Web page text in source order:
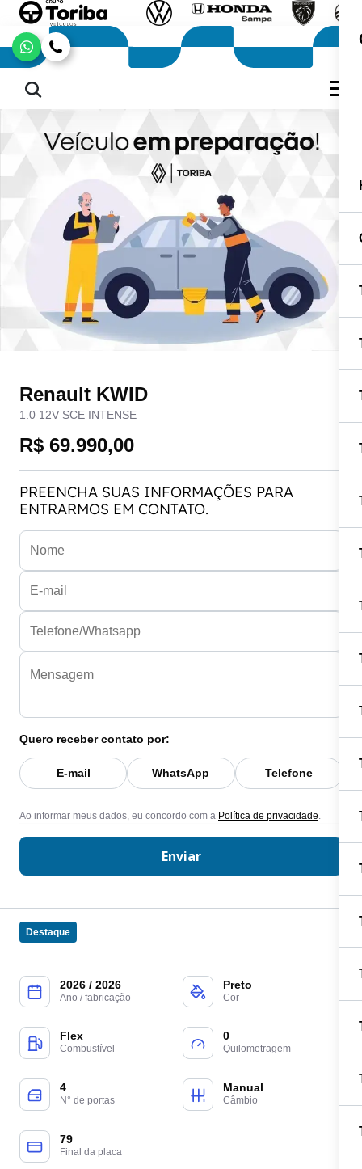
Destaque
2026 / 2026
Ano / fabricação
Preto
Cor
Flex
Combustível
0
Quilometragem
4
N° de portas
Manual
Câmbio
79
Final da placa
Renault KWID
1.0 12V SCE INTENSE
R$ 69.990,00
PREENCHA SUAS INFORMAÇÕES PARA
ENTRARMOS EM CONTATO.
Quero receber contato por:
E-mail WhatsApp Telefone
Ao informar meus dados, eu concordo com a Política de privacidade
Enviar